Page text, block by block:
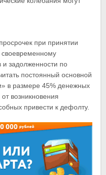
при принятии
своевременному
задолженности по
постоянный основной
в размере 45% денежных
возникновения
привести к дефолту.